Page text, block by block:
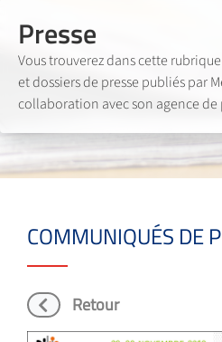
Presse
Vous trouverez dans cette
et dossiers de presse publiés par
collaboration avec son agence de
COMMUNIQUÉS DE
Retour